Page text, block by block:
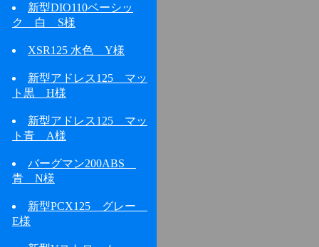
新型DIO110ベーシッ
ク 白 S様
XSR125 水色 Y様
新型アドレス125 マッ
ト黒 H様
新型アドレス125 マッ
ト青 A様
バーグマン200ABS
青 N様
新型PCX125 グレー
E様